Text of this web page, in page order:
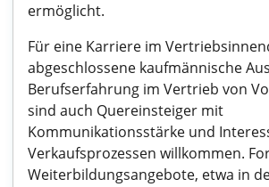
ermöglicht.
Für eine Karriere im
abgeschlossene kaufmännische
Berufserfahrung im Vertrieb von
sind auch Quereinsteiger mit
Kommunikationsstärke und
Verkaufsprozessen willkommen.
Weiterbildungsangebote, etwa in